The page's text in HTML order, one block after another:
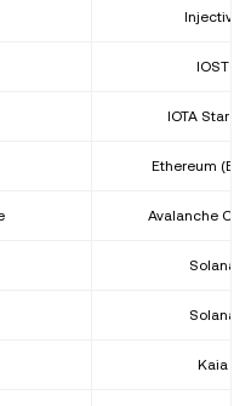
Injective
IOST
IOTA
Ethereum
Avalanche C-
Solana
Solana
Kaia